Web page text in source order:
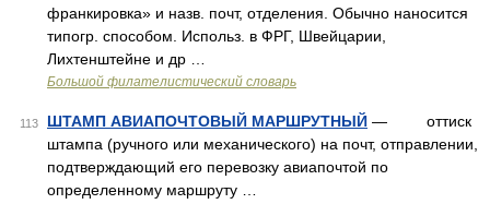
франкировка» и назв. почт, отделения. Обычно наносится
типогр. способом. Использ. в ФРГ, Швейцарии,
Лихтенштейне и др …
Большой филателистический словарь
113 ШТАМП АВИАПОЧТОВЫЙ МАРШРУТНЫЙ — оттиск
штампа (ручного или механического) на почт, отправлении,
подтверждающий его перевозку авиапочтой по
определенному маршруту …